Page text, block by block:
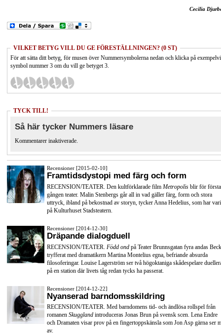
Cecilia
VILKET BETYG VILL DU GE FÖRESTÄLLNINGEN? (0 ST)
För att sätta ditt betyg, för musen över Nummersymbolerna nedan och klicka på
symbol nummer 3 om du vill ge betyget 3.
TYCK TILL!
Så här tycker Nummers läsare
Kommentarer inaktiverade.
Recensioner [2015-02-10]
Framtidsdystopi med färg och form
RECENSION/TEATER. Den kultförklarade film Metropolis blir för första
gången teater. Malin Stenbergs går all in vad gäller färg, form och stora
uttryck, ibland på bekostnad av storyn, tycker Anna Hedelius, som har
på Kulturhuset Stadsteatern.
Recensioner [2014-12-30]
Dräpande dialogduell
RECENSION/TEATER. Född ond på Teater Brunnsgatan fyra andas
tryfferat med dramatikern Martina Montelius egna, befriande absurda
filosoferingar. Louise Lagerström ser två högoktaniga skådespelare
på en station där livets tåg redan tycks ha passerat.
Recensioner [2014-12-22]
Nyanserad barndomsskildring
RECENSION/TEATER. Med barndomens tid- och ändlösa rollspel från
romanen Skuggland introduceras Jonas Brun på svensk scen. Lena Endre
och Dramaten visar prov på en fingertoppskänsla som Jon Asp gärna ser
av.